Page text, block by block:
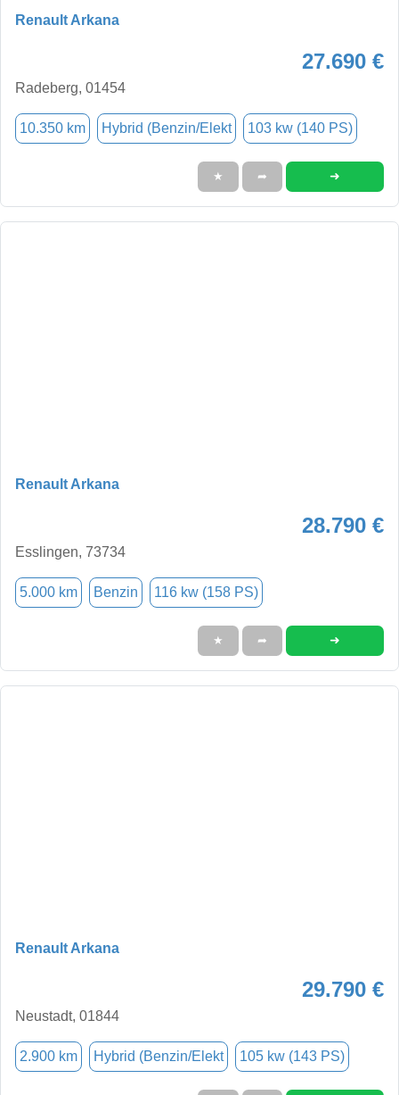
Renault Arkana
27.690 €
Radeberg, 01454
10.350 km Hybrid (Benzin/Elekt 103 kw (140 PS)
★ ➦ ➜
Renault Arkana
28.790 €
Esslingen, 73734
5.000 km Benzin 116 kw (158 PS)
★ ➦ ➜
Renault Arkana
29.790 €
Neustadt, 01844
2.900 km Hybrid (Benzin/Elekt 105 kw (143 PS)